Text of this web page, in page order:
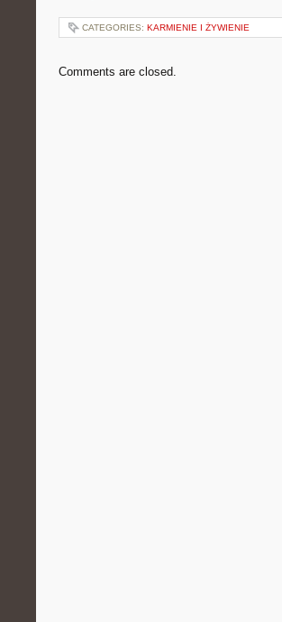
CATEGORIES: KARMIENIE I ŻYWIENIE
Comments are closed.